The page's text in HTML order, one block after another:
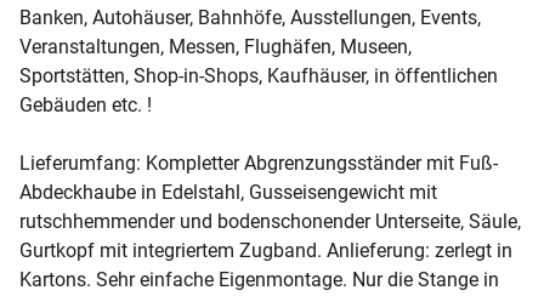
Banken, Autohäuser, Bahnhöfe, Ausstellungen, Events,
Veranstaltungen, Messen, Flughäfen, Museen,
Sportstätten, Shop-in-Shops, Kaufhäuser, in öffentlichen
Gebäuden etc. !
Lieferumfang: Kompletter Abgrenzungsständer mit Fuß-
Abdeckhaube in Edelstahl, Gusseisengewicht mit
rutschhemmender und bodenschonender Unterseite, Säule,
Gurtkopf mit integriertem Zugband. Anlieferung: zerlegt in
Kartons. Sehr einfache Eigenmontage. Nur die Stange in